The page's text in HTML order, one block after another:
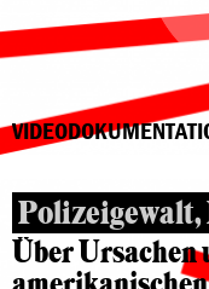
Polizeigewalt,
Über Ursachen